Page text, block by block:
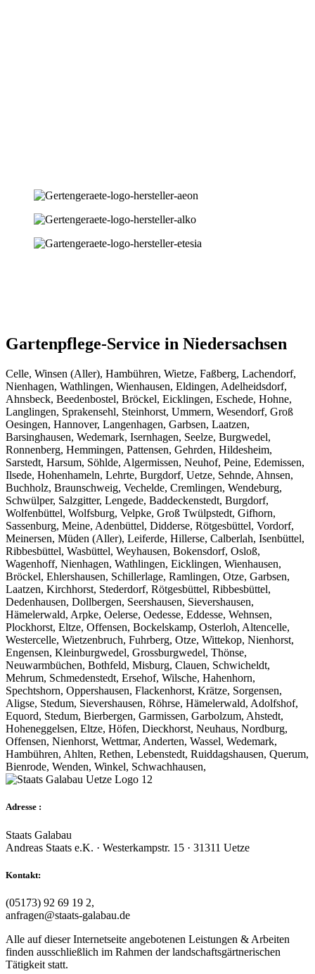
Gartenpflege-Service in Niedersachsen
Celle, Winsen (Aller), Hambühren, Wietze, Faßberg, Lachendorf,
Nienhagen, Wathlingen, Wienhausen, Eldingen, Adelheidsdorf,
Ahnsbeck, Beedenbostel, Bröckel, Eicklingen, Eschede, Hohne,
Langlingen, Sprakensehl, Steinhorst, Ummern, Wesendorf, Groß
Oesingen, Hannover, Langenhagen, Garbsen, Laatzen,
Barsinghausen, Wedemark, Isernhagen, Seelze, Burgwedel,
Ronnenberg, Hemmingen, Pattensen, Gehrden, Hildesheim,
Sarstedt, Harsum, Söhlde, Algermissen, Neuhof, Peine, Edemissen,
Ilsede, Hohenhameln, Lehrte, Burgdorf, Uetze, Sehnde, Ahnsen,
Buchholz, Braunschweig, Vechelde, Cremlingen, Wendeburg,
Schwülper, Salzgitter, Lengede, Baddeckenstedt, Burgdorf,
Wolfenbüttel, Wolfsburg, Velpke, Groß Twülpstedt, Gifhorn,
Sassenburg, Meine, Adenbüttel, Didderse, Rötgesbüttel, Vordorf,
Meinersen, Müden (Aller), Leiferde, Hillerse, Calberlah, Isenbüttel,
Ribbesbüttel, Wasbüttel, Weyhausen, Bokensdorf, Osloß,
Wagenhoff, Nienhagen, Wathlingen, Eicklingen, Wienhausen,
Bröckel, Ehlershausen, Schillerlage, Ramlingen, Otze, Garbsen,
Laatzen, Kirchhorst, Stederdorf, Rötgesbüttel, Ribbesbüttel,
Dedenhausen, Dollbergen, Seershausen, Sievershausen,
Hämelerwald, Arpke, Oelerse, Oedesse, Eddesse, Wehnsen,
Plockhorst, Eltze, Offensen, Bockelskamp, Osterloh, Altencelle,
Westercelle, Wietzenbruch, Fuhrberg, Otze, Wittekop, Nienhorst,
Engensen, Kleinburgwedel, Grossburgwedel, Thönse,
Neuwarmbüchen, Bothfeld, Misburg, Clauen, Schwicheldt,
Mehrum, Schmedenstedt, Ersehof, Wilsche, Hahenhorn,
Spechtshorn, Oppershausen, Flackenhorst, Krätze, Sorgensen,
Aligse, Stedum, Sievershausen, Röhrse, Hämelerwald, Adolfshof,
Equord, Stedum, Bierbergen, Garmissen, Garbolzum, Ahstedt,
Hoheneggelsen, Eltze, Höfen, Dieckhorst, Neuhaus, Nordburg,
Offensen, Nienhorst, Wettmar, Anderten, Wassel, Wedemark,
Hambühren, Ahlten, Rethen, Lebenstedt, Ruiddagshausen, Querum,
Bienrode, Wenden, Winkel, Schwachhausen,
Adresse :
Staats Galabau
Andreas Staats e.K. · Westerkampstr. 15 · 31311 Uetze
Kontakt:
(05173) 92 69 19 2,
anfragen@staats-galabau.de
Alle auf dieser Internetseite angebotenen Leistungen & Arbeiten
finden ausschließlich im Rahmen der landschaftsgärtnerischen
Tätigkeit statt.